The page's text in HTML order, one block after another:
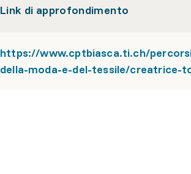
Link di approfondimento
https://www.cptbiasca.ti.ch/
della-moda-e-del-tessile/creatrice-